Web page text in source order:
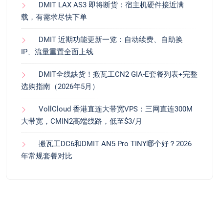
DMIT LAX AS3 即将断货：宿主机硬件接近满
载，有需求尽快下单
DMIT 近期功能更新一览：自动续费、自助换
IP、流量重置全面上线
DMIT全线缺货！搬瓦工CN2 GIA-E套餐列表+完整
选购指南（2026年5月）
VollCloud 香港直连大带宽VPS：三网直连300M
大带宽，CMIN2高端线路，低至$3/月
搬瓦工DC6和DMIT AN5 Pro TINY哪个好？2026
年常规套餐对比